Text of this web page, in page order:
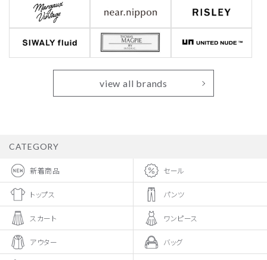
view all brands
CATEGORY
新着商品 セール
トップス パンツ
スカート ワンピース
アウター バッグ